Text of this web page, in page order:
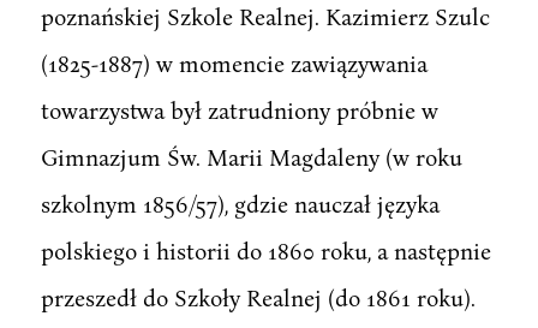
poznańskiej Szkole Realnej. Kazimierz Szulc
(1825-1887) w momencie zawiązywania
towarzystwa był zatrudniony próbnie w
Gimnazjum Św. Marii Magdaleny (w roku
szkolnym 1856/57), gdzie nauczał języka
polskiego i historii do 1860 roku, a następnie
przeszedł do Szkoły Realnej (do 1861 roku).